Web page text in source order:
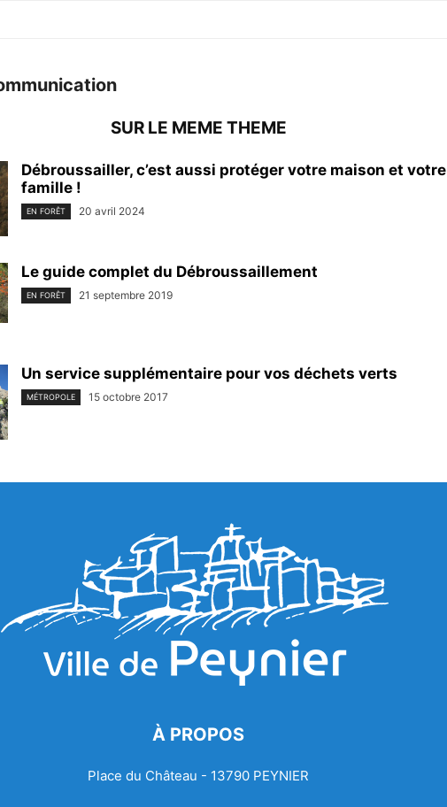
SUR LE MEME THEME
Débroussailler, c’est aussi protéger votre maison et votre
famille !
EN FORÊT 20 avril 2024
Le guide complet du Débroussaillement
EN FORÊT 21 septembre 2019
Un service supplémentaire pour vos déchets verts
MÉTROPOLE 15 octobre 2017
À PROPOS
Place du Château - 13790 PEYNIER